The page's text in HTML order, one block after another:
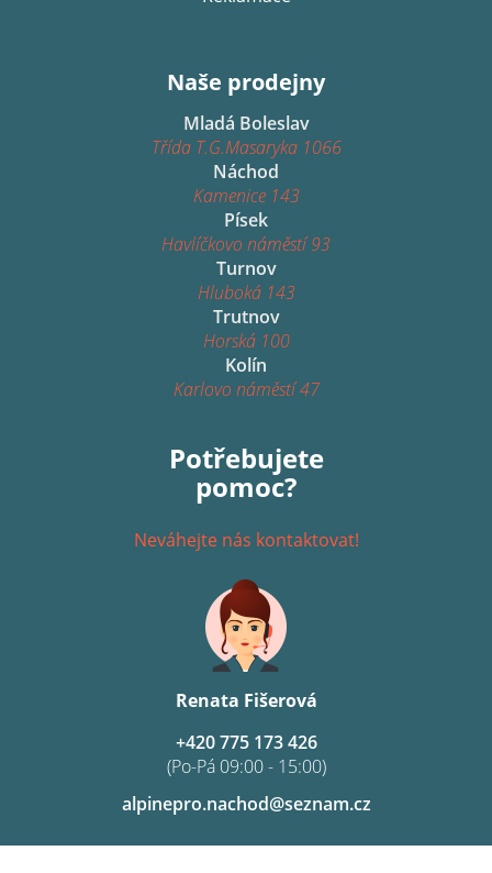
Naše prodejny
Mladá Boleslav
Třída T.G.Masaryka 1066
Náchod
Kamenice 143
Písek
Havlíčkovo náměstí 93
Turnov
Hluboká 143
Trutnov
Horská 100
Kolín
Karlovo náměstí 47
Potřebujete
pomoc?
Neváhejte nás kontaktovat!
Renata Fišerová
alpinepro.nachod@seznam.cz
+420 775 173 426
(Po-Pá 09:00 - 15:00)